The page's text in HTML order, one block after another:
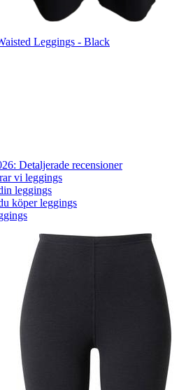
Leggings - Black
Detaljerade recensioner
vi leggings
leggings
köper leggings